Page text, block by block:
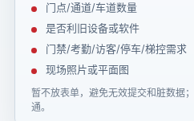
门点/通道/车道数量
是否利旧设备或软件
门禁/考勤/访客/停车/梯控需求
现场照片或平面图
暂不放表单，避免无效提交和脏数据
通。